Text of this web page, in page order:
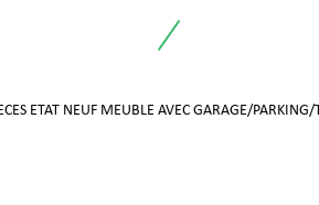
ETAT NEUF MEUBLE AVEC GARAGE/PARKING/